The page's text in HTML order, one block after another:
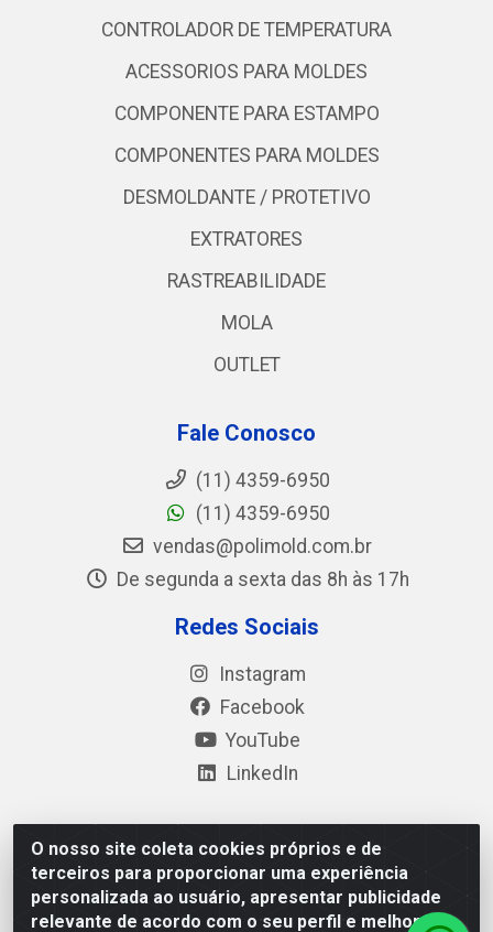
O nosso site coleta cookies próprios e de
terceiros para proporcionar uma experiência
personalizada ao usuário, apresentar publicidade
relevante de acordo com o seu perfil e melhorar a
CONTROLADOR DE TEMPERATURA
ACESSORIOS PARA MOLDES
COMPONENTE PARA ESTAMPO
COMPONENTES PARA MOLDES
DESMOLDANTE / PROTETIVO
EXTRATORES
RASTREABILIDADE
MOLA
OUTLET
Fale Conosco
(11) 4359-6950
(11) 4359-6950
vendas@polimold.com.br
De segunda a sexta das 8h às 17h
Redes Sociais
Instagram
Facebook
YouTube
LinkedIn
Polimold Industrial Ltda - Estrada dos Casa, 4585 – São
Bernardo do Campo / SP – CEP: 09.840-000 - CNPJ
44.106.466/0001-41